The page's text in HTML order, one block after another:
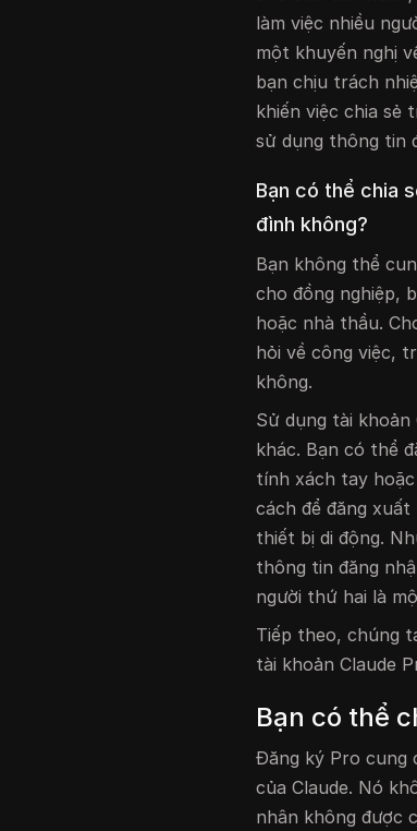
làm việc nhiều
một khuyến nghị
bạn chịu trách
khiến việc chia sẻ
sử dụng thông tin
Bạn có thể chia
đình không?
Bạn không thể
cho đồng nghiệp,
hoặc nhà thầu.
hỏi về công việc,
không.
Sử dụng tài
khác. Bạn có thể
tính xách tay
cách để đăng
thiết bị di động.
thông tin đăng
người thứ hai là
Tiếp theo, chúng
tài khoản Claude
Bạn có thể
Đăng ký Pro cung
của Claude. Nó
nhân không được